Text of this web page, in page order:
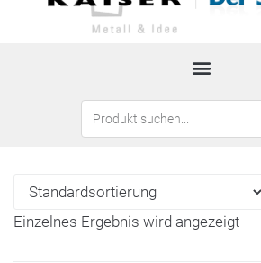
Einzelnes Ergebnis wird angezeigt